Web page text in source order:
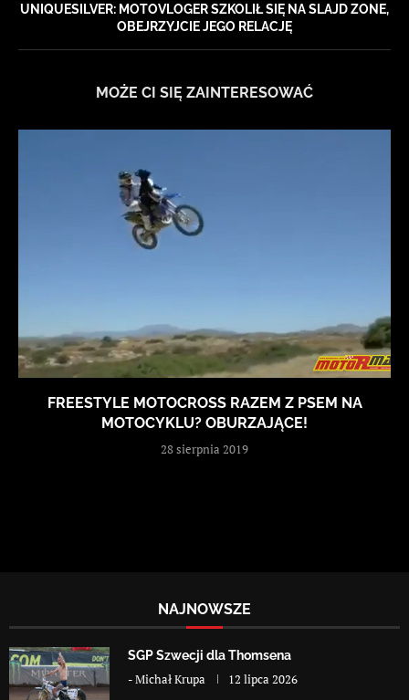
UNIQUESILVER: MOTOVLOGER SZKOLIŁ SIĘ NA SLAJD ZONE,
OBEJRZYJCIE JEGO RELACJĘ
MOŻE CI SIĘ ZAINTERESOWAĆ
FREESTYLE MOTOCROSS RAZEM Z PSEM NA
MOTOCYKLU? OBURZAJĄCE!
28 sierpnia 2019
NAJNOWSZE
SGP Szwecji dla Thomsena
-Michał Krupa 12 lipca 2026